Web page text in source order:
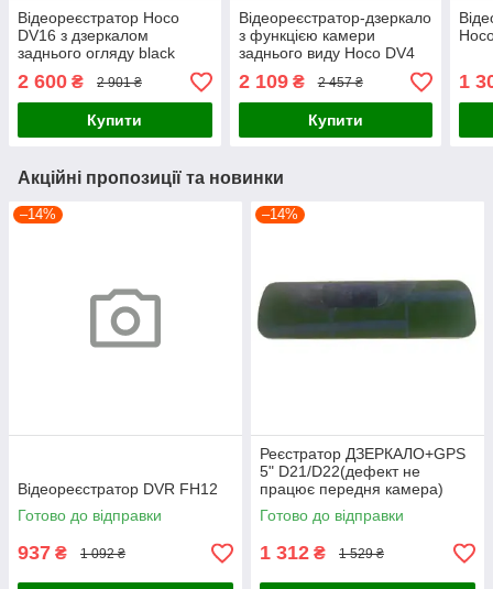
Відеореєстратор Hoco
DV16 з дзеркалом
заднього огляду black
2 600 ₴ 2 901 ₴
Купити
Відеореєстратор-дзеркало
з функцією камери
заднього виду Hoco DV4
2 109₴ 2 457 ₴
Купити
1
Акційні пропозиції та новинки
–14%
Відеореєстратор DVR FH12
Готово до відправки
937 ₴ 1 092 ₴
–14%
Реєстратор ДЗЕРКАЛО+GPS
5" D21/D22(дефект не
працює передня камера)
Готово до відправки
1 312 ₴ 1 529 ₴